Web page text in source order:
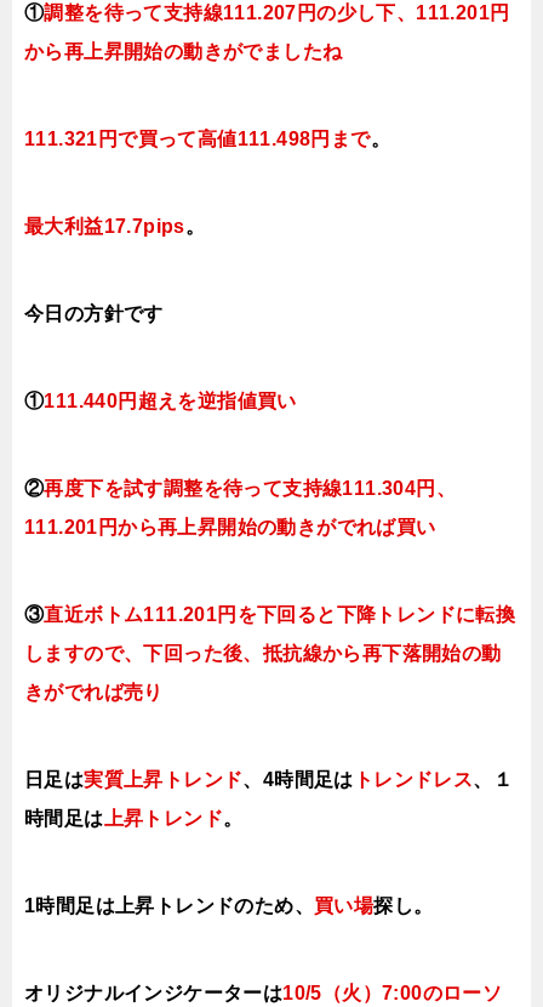
①調整を待って支持線111.207円の少し下、111.201円
から再上昇開始の動きがでましたね
111.321円で買って高値111.498円まで。
最大利益17.7pips。
今日 の方針です
①111.440円超えを逆指値買い
②再度下を試す調整を待って支持線111.304円、
111.201円から再上昇開始の動きがでれば買い
③直近ボトム111.201円を下回ると下降トレンドに転換
しますので、下 回った後、抵抗線から再下落開始の動
きがでれば売り
日足は実質上昇トレンド、4時間足は トレンドレス、１
時間足は 上昇トレンド。
1時間足は上昇 トレンドのため、 買い場探し。
オリジナルインジケーターは10/5（火）7:00のローソ